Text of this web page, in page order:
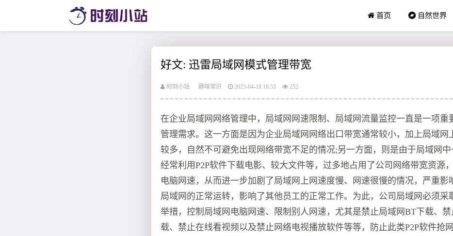
首页 自然世界
好文: 迅雷局域网模式管理带宽
时刻小站 趣味常识 2023-04-18 18:53 252
在企业局域网网络管理中，局域网网速限制、局域网流量监控一直是一项重
管理需求。这一方面是因为企业局域网网络出口带宽通常较小，加上局域网
较多，自然不可避免出现网络带宽不足的情况;另一方面，则是由于局域网中
经常利用P2P软件下载电影、较大文件等，过多地占用了公司网络带宽资源
电脑网速，从而进一步加剧了局域网上网速度慢、网速很慢的情况，严重影
局域网的正常运转，影响了其他员工的正常工作。为此，公司局域网必须采
举措，控制局域网电脑网速、限制别人网速，尤其是禁止局域网BT下载、禁
载、禁止在线看视频以及禁止网络电视播放软件等等，防止此类P2P软件抢